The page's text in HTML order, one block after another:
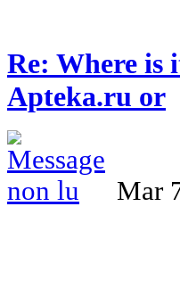
Re: Where is
Apteka.ru or
Mar